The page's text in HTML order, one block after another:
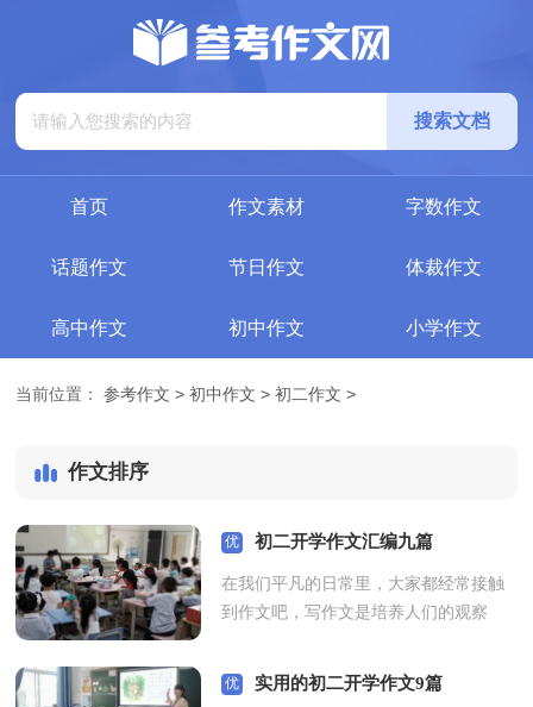
搜索文档
首页 作文素材 字数作文
话题作文 节日作文 体裁作文
高中作文 初中作文 小学作文
当前位置： 参考作文 > 初中作文 > 初二作文 >
作文排序
优
初二开学作文汇编九篇
在我们平凡的日常里，大家都经常接触
到作文吧，写作文是培养人们的观察
的重要手段。如何写一篇有思想、有文
采的作文呢？下面是小编整理的初二开
优
实用的初二开学作文9篇